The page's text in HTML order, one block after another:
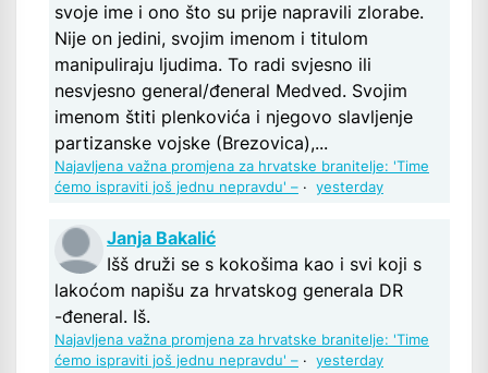
svoje ime i ono što su prije napravili zlorabe.
Nije on jedini, svojim imenom i titulom
manipuliraju ljudima. To radi svjesno ili
nesvjesno general/đeneral Medved. Svojim
imenom štiti plenkovića i njegovo slavljenje
partizanske vojske (Brezovica),...
Najavljena važna promjena za hrvatske branitelje: 'Time
ćemo ispraviti još jednu nepravdu' – · yesterday
Janja Bakalić
Išš druži se s kokošima kao i svi koji s
lakoćom napišu za hrvatskog generala DR
-đeneral. Iš.
Najavljena važna promjena za hrvatske branitelje: 'Time
ćemo ispraviti još jednu nepravdu' – · yesterday